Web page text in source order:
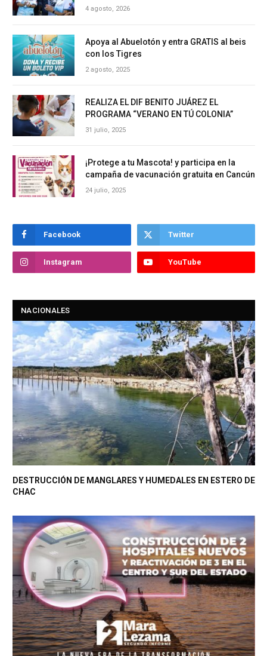
4 agosto, 2026
Apoya al Abuelotón y entra GRATIS al beis
con los Tigres
2 agosto, 2025
REALIZA EL DIF BENITO JUÁREZ EL
PROGRAMA “VERANO EN TÚ COLONIA”
31 julio, 2025
¡Protege a tu Mascota! y participa en la
campaña de vacunación gratuita en Cancún
24 julio, 2025
Facebook Twitter
Instagram YouTube
NACIONALES
DESTRUCCIÓN DE MANGLARES Y HUMEDALES EN ESTERO DE
CHAC